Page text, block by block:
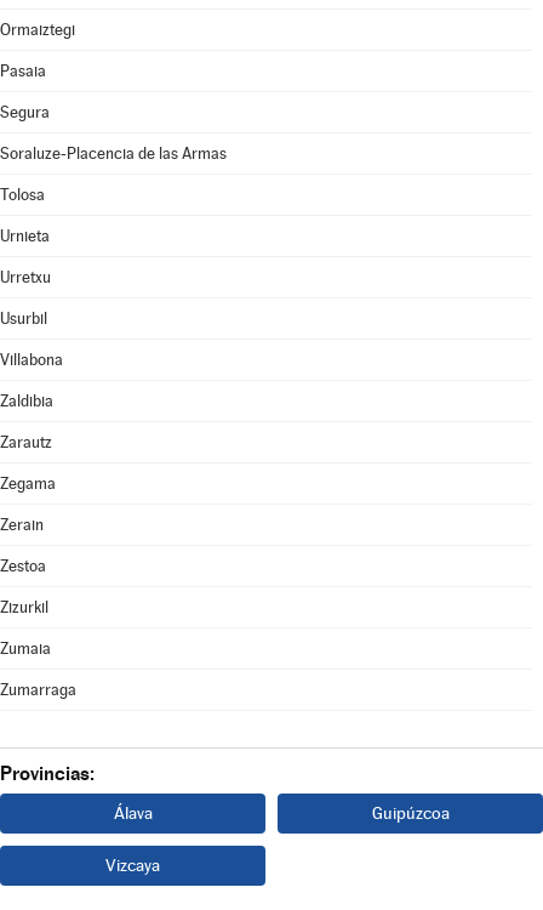
Ormaiztegi
Pasaia
Segura
Soraluze-Placencia de las Armas
Tolosa
Urnieta
Urretxu
Usurbil
Villabona
Zaldibia
Zarautz
Zegama
Zerain
Zestoa
Zizurkil
Zumaia
Zumarraga
Provincias:
Álava Guipúzcoa
Vizcaya